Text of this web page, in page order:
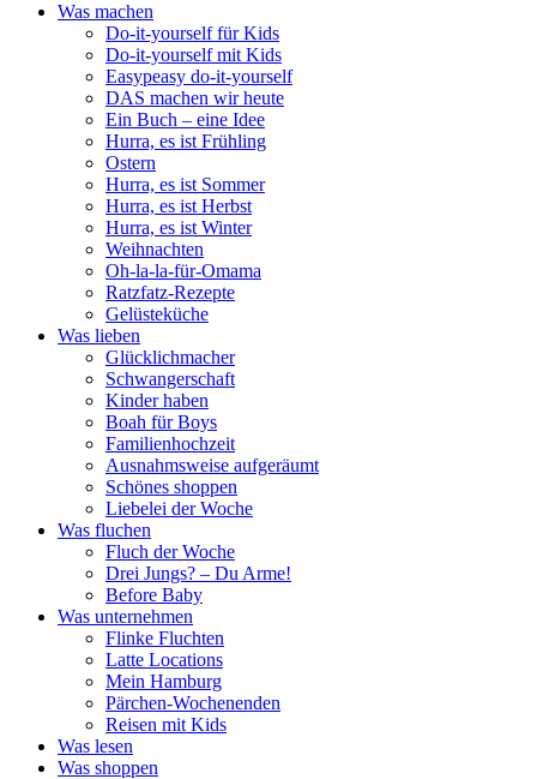
Was machen
Do-it-yourself für Kids
Do-it-yourself mit Kids
Easypeasy do-it-yourself
DAS machen wir heute
Ein Buch – eine Idee
Hurra, es ist Frühling
Ostern
Hurra, es ist Sommer
Hurra, es ist Herbst
Hurra, es ist Winter
Weihnachten
Oh-la-la-für-Omama
Ratzfatz-Rezepte
Gelüsteküche
Was lieben
Glücklichmacher
Schwangerschaft
Kinder haben
Boah für Boys
Familienhochzeit
Ausnahmsweise aufgeräumt
Schönes shoppen
Liebelei der Woche
Was fluchen
Fluch der Woche
Drei Jungs? – Du Arme!
Before Baby
Was unternehmen
Flinke Fluchten
Latte Locations
Mein Hamburg
Pärchen-Wochenenden
Reisen mit Kids
Was lesen
Was shoppen